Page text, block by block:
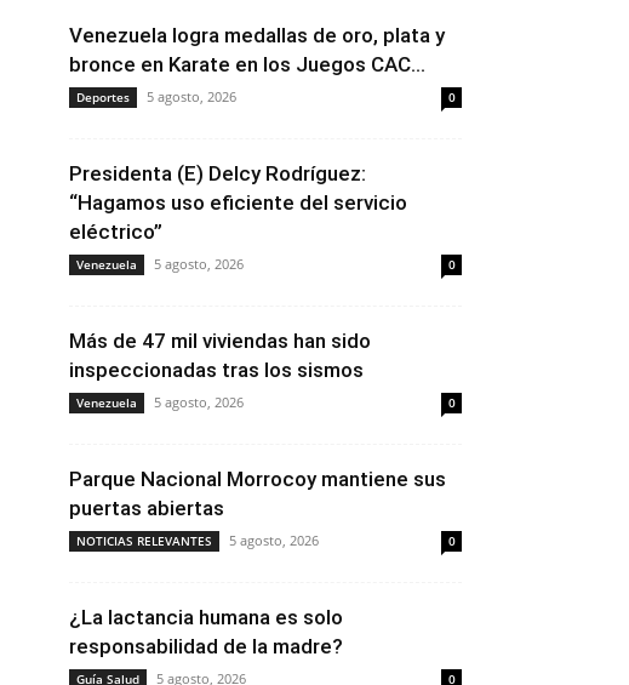
Venezuela logra medallas de oro, plata y
bronce en Karate en los Juegos CAC...
Deportes 5 agosto, 2026 0
Presidenta (E) Delcy Rodríguez:
“Hagamos uso eficiente del servicio
eléctrico”
Venezuela 5 agosto, 2026 0
Más de 47 mil viviendas han sido
inspeccionadas tras los sismos
Venezuela 5 agosto, 2026 0
Parque Nacional Morrocoy mantiene sus
puertas abiertas
NOTICIAS RELEVANTES 5 agosto, 2026 0
¿La lactancia humana es solo
responsabilidad de la madre?
Guía Salud 5 agosto, 2026 0